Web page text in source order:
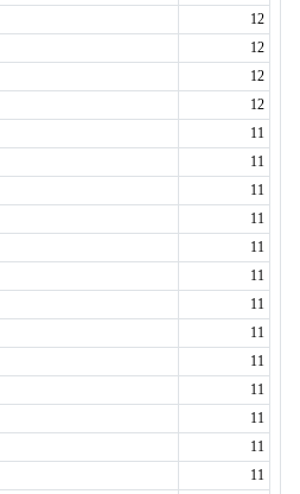
12
12
12
12
11
11
11
11
11
11
11
11
11
11
11
11
11